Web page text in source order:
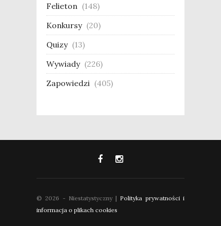
Felieton (148)
Konkursy (20)
Quizy (13)
Wywiady (226)
Zapowiedzi (405)
© 2026 - Niestatystyczny | Polityka prywatności i
informacja o plikach cookies